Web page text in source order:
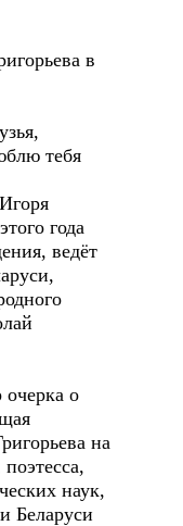
в
тебя
года
ведёт
о
на
наук,
Беларуси